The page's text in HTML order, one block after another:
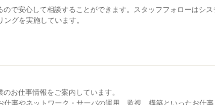
で安心して相談することができます。スタッフフォローはシス
グを実施しています。
お仕事情報をご案内しています。